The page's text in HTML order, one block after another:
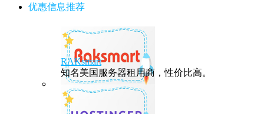
优惠信息推荐
RAKsmart
知名美国服务器租用商，性价比高。